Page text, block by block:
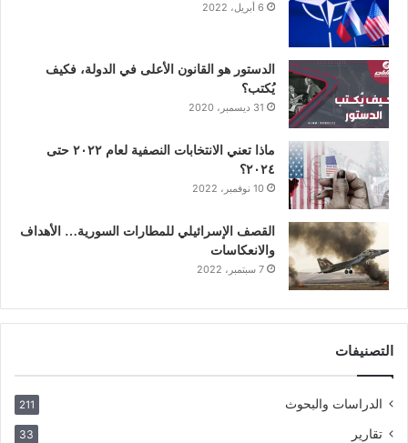
6 أبريل، 2022
الدستور هو القانون الأعلى في الدولة، فكيف
يُكتب؟
31 ديسمبر، 2020
ماذا تعني الانتخابات النصفية لعام ٢٠٢٢ حتى
٢٠٢٤؟
10 نوفمبر، 2022
القصف الإسرائيلي للمطارات السورية… الأهداف
والانعكاسات
7 سبتمبر، 2022
التصنيفات
الدراسات والبحوث 211
تقارير 33